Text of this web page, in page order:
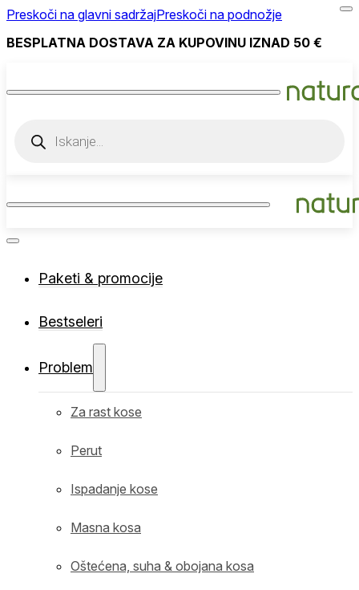
Preskoči na glavni sadržajPreskoči na podnožje
BESPLATNA DOSTAVA ZA KUPOVINU IZNAD 50 €
search
Paketi & promocije
Bestseleri
Problem
Za rast kose
Perut
Ispadanje kose
Masna kosa
Oštećena, suha & obojana kosa